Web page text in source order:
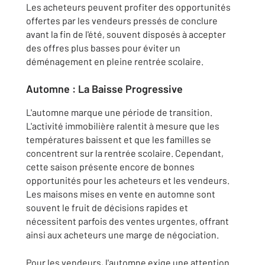
Les acheteurs peuvent profiter des opportunités
offertes par les vendeurs pressés de conclure
avant la fin de l'été, souvent disposés à accepter
des offres plus basses pour éviter un
déménagement en pleine rentrée scolaire.
Automne : La Baisse Progressive
L'automne marque une période de transition.
L'activité immobilière ralentit à mesure que les
températures baissent et que les familles se
concentrent sur la rentrée scolaire. Cependant,
cette saison présente encore de bonnes
opportunités pour les acheteurs et les vendeurs.
Les maisons mises en vente en automne sont
souvent le fruit de décisions rapides et
nécessitent parfois des ventes urgentes, offrant
ainsi aux acheteurs une marge de négociation.
Pour les vendeurs, l'automne exige une attention